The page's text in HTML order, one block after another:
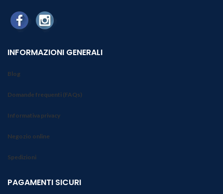
INFORMAZIONI GENERALI
Blog
Domande frequenti (FAQs)
Informativa privacy
Negozio online
Spedizioni
PAGAMENTI SICURI